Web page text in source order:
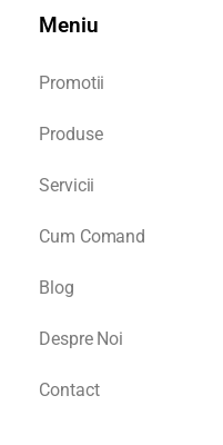
Meniu
Promotii
Produse
Servicii
Cum Comand
Blog
Despre Noi
Contact